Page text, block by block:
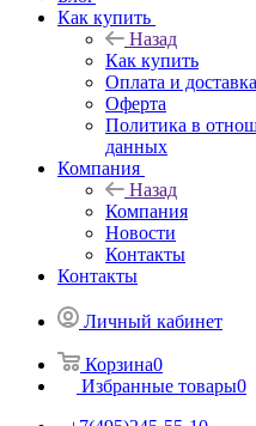
Как купить
Назад
Как купить
Оплата и доставка
Оферта
Политика в
данных
Компания
Назад
Компания
Новости
Контакты
Контакты
Личный кабинет
Корзина0
Избранные товары0